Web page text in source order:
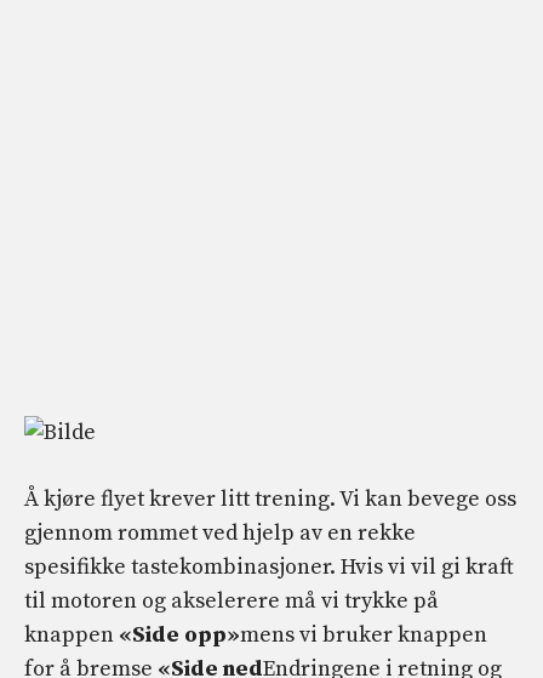
Å kjøre flyet krever litt trening. Vi kan bevege oss
gjennom rommet ved hjelp av en rekke
spesifikke tastekombinasjoner. Hvis vi vil gi kraft
til motoren og akselerere må vi trykke på
knappen «Side opp»mens vi bruker knappen
for å bremse «Side nedEndringene i retning og